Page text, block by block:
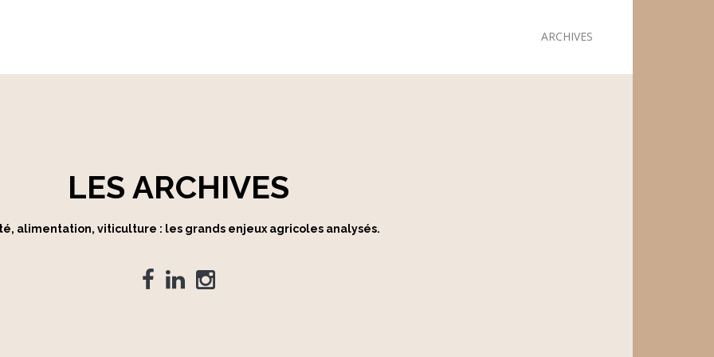
ARCHIVES
LES ARCHIVES
alimentation, viticulture : les grands enjeux agricoles analysés.